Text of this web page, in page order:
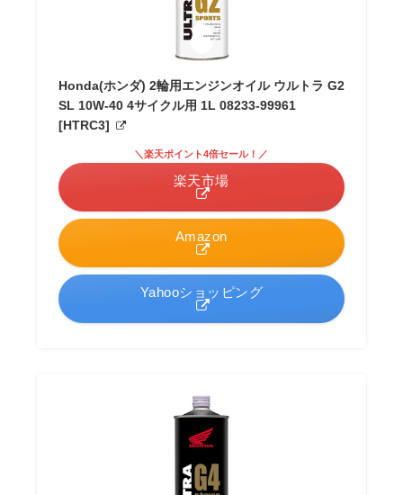
Honda(ホンダ) 2輪用エンジンオイル ウルトラ G2
SL 10W-40 4サイクル用 1L 08233-99961
[HTRC3]
Amazon
＼楽天ポイント4倍セール！／
楽天市場
Yahooショッピング